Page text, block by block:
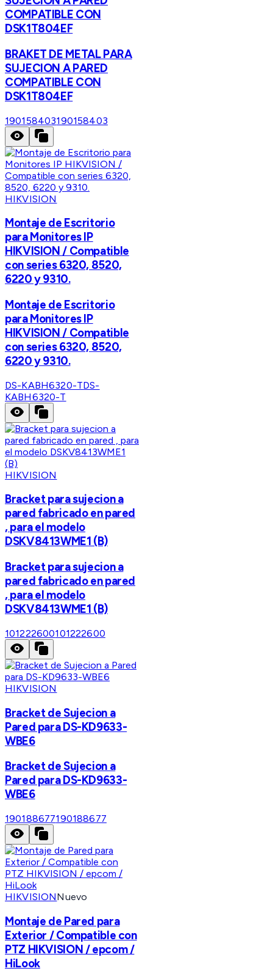
COMPATIBLE CON
DSK1T804EF
BRAKET DE METAL PARA
SUJECION A PARED
COMPATIBLE CON
DSK1T804EF
190158403190158403
HIKVISION
Montaje de Escritorio
para Monitores IP
HIKVISION / Compatible
con series 6320, 8520,
6220 y 9310.
Montaje de Escritorio
para Monitores IP
HIKVISION / Compatible
con series 6320, 8520,
6220 y 9310.
DS-KABH6320-TDS-
KABH6320-T
HIKVISION
Bracket para sujecion a
pared fabricado en pared
, para el modelo
DSKV8413WME1 (B)
Bracket para sujecion a
pared fabricado en pared
, para el modelo
DSKV8413WME1 (B)
101222600101222600
HIKVISION
Bracket de Sujecion a
Pared para DS-KD9633-
WBE6
Bracket de Sujecion a
Pared para DS-KD9633-
WBE6
190188677190188677
HIKVISIONNuevo
Montaje de Pared para
Exterior / Compatible con
PTZ HIKVISION / epcom /
HiLook